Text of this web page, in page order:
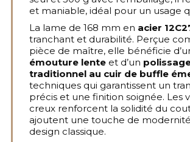
et maniable, idéal pour un usage
La lame de 168 mm en acier
tranchant et durabilité. Perçue
pièce de maître, elle bénéficie
émouture lente et d’un
traditionnel au cuir de buffle
techniques qui garantissent un
précis et une finition soignée. Les
creux renforcent la solidité du
ajoutent une touche de
design classique.